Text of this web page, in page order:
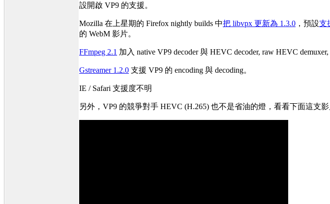
設開啟 VP9 的支援。
Mozilla 在上星期的 Firefox nightly builds 中把 libvpx 更新為 1.3.0 ，預設支
的 WebM 影片。
FFmpeg 2.1 加入 native VP9 decoder 與 HEVC decoder, raw HEVC
Gstreamer 1.2.0 支援 VP9 的 encoding 與 decoding。
IE / Safari 支援度不明
另外，VP9 的競爭對手 HEVC (H.265) 也不是省油的燈，看看下面這支